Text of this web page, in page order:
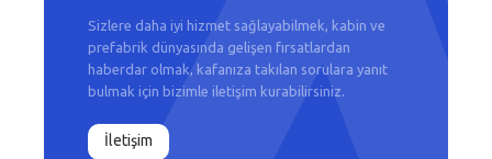
Sizlere daha iyi hizmet sağlayabilmek, kabin ve
prefabrik dünyasında gelişen fırsatlardan
haberdar olmak, kafanıza takılan sorulara yanıt
bulmak için bizimle iletişim kurabilirsiniz.
İletişim